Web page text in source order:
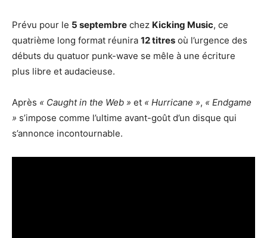
Prévu pour le 5 septembre chez Kicking Music, ce
quatrième long format réunira 12 titres où l’urgence des
débuts du quatuor punk-wave se mêle à une écriture
plus libre et audacieuse.
Après « Caught in the Web » et « Hurricane », « Endgame
» s’impose comme l’ultime avant-goût d’un disque qui
s’annonce incontournable.